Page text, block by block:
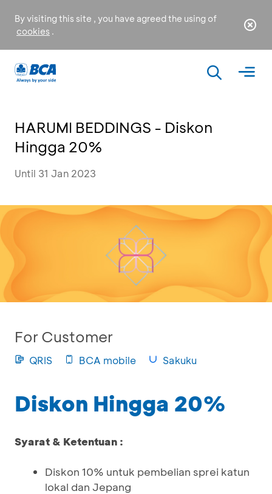
By visiting this site , you have agreed the using of
cookies .
HARUMI BEDDINGS - Diskon
Hingga 20%
Until 31 Jan 2023
For Customer
QRIS BCA mobile Sakuku
Diskon Hingga 20%
Syarat & Ketentuan :
Diskon 10% untuk pembelian sprei katun
lokal dan Jepang